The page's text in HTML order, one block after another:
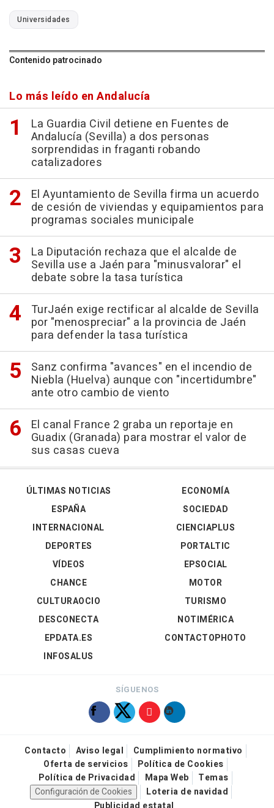
Universidades
Contenido patrocinado
Lo más leído en Andalucía
La Guardia Civil detiene en Fuentes de
Andalucía (Sevilla) a dos personas
sorprendidas in fraganti robando
catalizadores
El Ayuntamiento de Sevilla firma un acuerdo
de cesión de viviendas y equipamientos para
programas sociales municipale
La Diputación rechaza que el alcalde de
Sevilla use a Jaén para "minusvalorar" el
debate sobre la tasa turística
TurJaén exige rectificar al alcalde de Sevilla
por "menospreciar" a la provincia de Jaén
para defender la tasa turística
Sanz confirma "avances" en el incendio de
Niebla (Huelva) aunque con "incertidumbre"
ante otro cambio de viento
El canal France 2 graba un reportaje en
Guadix (Granada) para mostrar el valor de
sus casas cueva
ÚLTIMAS NOTICIAS
ESPAÑA
INTERNACIONAL
DEPORTES
VÍDEOS
ECONOMÍA
SOCIEDAD
CIENCIAPLUS
PORTALTIC
EPSOCIAL
CHANCE
CULTURAOCIO
DESCONECTA
EPDATA.ES
INFOSALUS
MOTOR
TURISMO
NOTIMÉRICA
CONTACTOPHOTO
SÍGUENOS
Contacto Aviso legal
Cumplimiento normativo
Oferta de servicios
Política de Cookies
Política de Privacidad
Mapa Web
Temas
Configuración de Cookies
Loteria de navidad